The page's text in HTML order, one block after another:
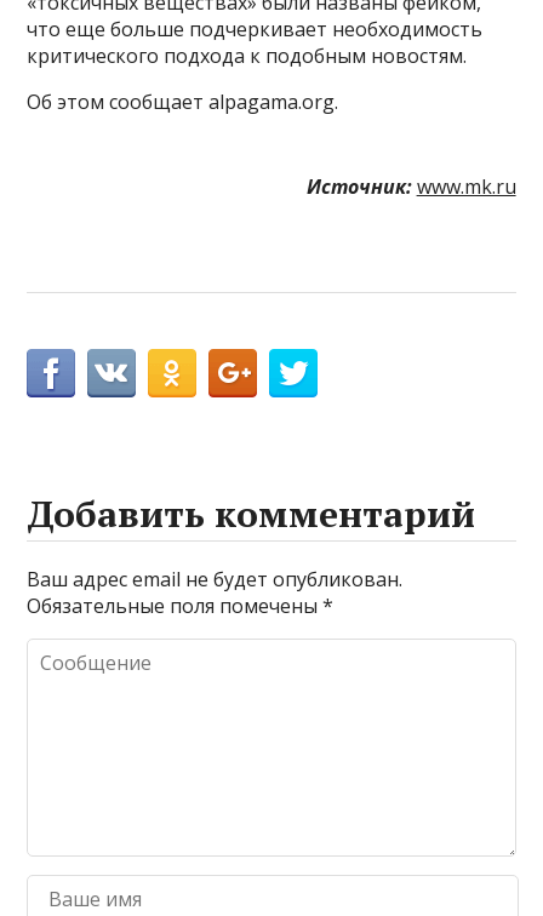
что еще больше подчеркивает необходимость
критического подхода к подобным новостям.
Об этом сообщает alpagama.org.
Источник: www.mk.ru
Добавить комментарий
Ваш адрес email не будет опубликован.
Обязательные поля помечены*